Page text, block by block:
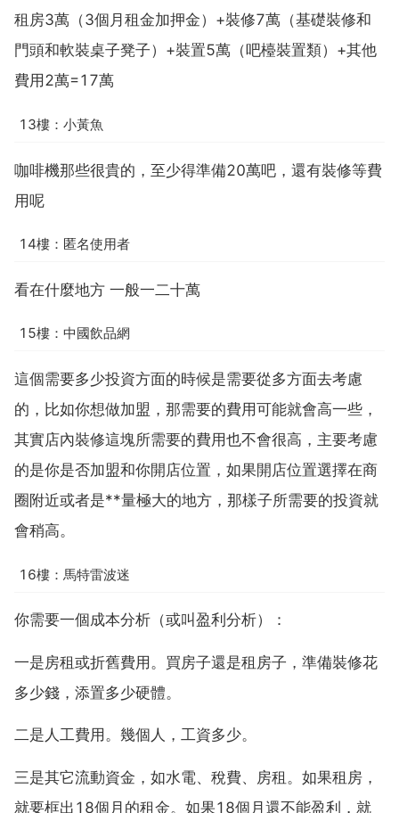
租房3萬（3個月租金加押金）+裝修7萬（基礎裝修和
門頭和軟裝桌子凳子）+裝置5萬（吧檯裝置類）+其他
費用2萬=17萬
13樓：小黃魚
咖啡機那些很貴的，至少得準備20萬吧，還有裝修等費
用呢
14樓：匿名使用者
看在什麼地方 一般一二十萬
15樓：中國飲品網
這個需要多少投資方面的時候是需要從多方面去考慮
的，比如你想做加盟，那需要的費用可能就會高一些，
其實店內裝修這塊所需要的費用也不會很高，主要考慮
的是你是否加盟和你開店位置，如果開店位置選擇在商
圈附近或者是**量極大的地方，那樣子所需要的投資就
會稍高。
16樓：馬特雷波迷
你需要一個成本分析（或叫盈利分析）：
一是房租或折舊費用。買房子還是租房子，準備裝修花
多少錢，添置多少硬體。
二是人工費用。幾個人，工資多少。
三是其它流動資金，如水電、稅費、房租。如果租房，
就要框出18個月的租金。如果18個月還不能盈利，就